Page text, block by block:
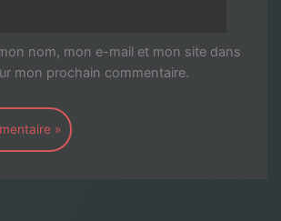
nom, mon e-mail et mon site dans
mon prochain commentaire.